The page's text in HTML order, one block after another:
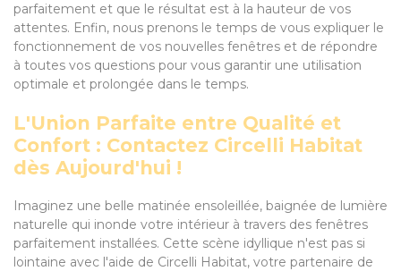
parfaitement et que le résultat est à la hauteur de vos
attentes. Enfin, nous prenons le temps de vous expliquer le
fonctionnement de vos nouvelles fenêtres et de répondre
à toutes vos questions pour vous garantir une utilisation
optimale et prolongée dans le temps.
L'Union Parfaite entre Qualité et
Confort : Contactez Circelli Habitat
dès Aujourd'hui !
Imaginez une belle matinée ensoleillée, baignée de lumière
naturelle qui inonde votre intérieur à travers des fenêtres
parfaitement installées. Cette scène idyllique n'est pas si
lointaine avec l'aide de Circelli Habitat, votre partenaire de